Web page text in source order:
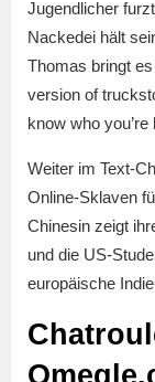
Jugendlicher
Nackedei hält
Thomas bringt es
version of
know who you’re
Weiter im Text-
Online-Sklaven
Chinesin zeigt
und die US-
europäische